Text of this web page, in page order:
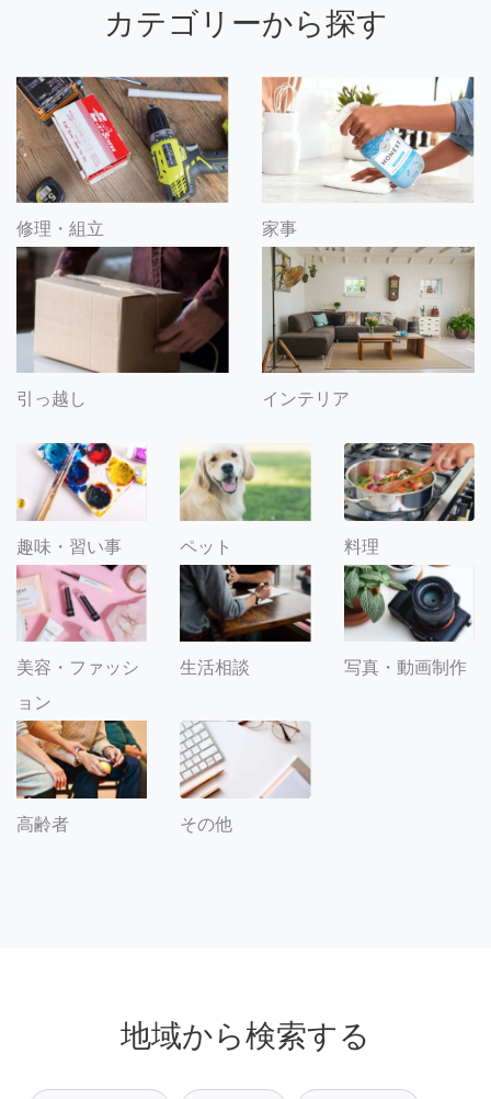
カテゴリーから探す
修理・組立 家事
引っ越し インテリア
趣味・習い事 ペット 料理
美容・ファッシ
ョン
生活相談 写真・動画制作
高齢者 その他
地域から検索する